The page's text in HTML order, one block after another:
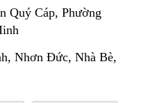
Quý Cáp, Phường
Nhơn Đức, Nhà Bè,